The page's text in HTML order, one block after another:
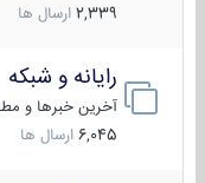
2,339 ارسال ها
رایانه و شبکه
آخرین خبرها و مطالب
6,045 ارسال ها